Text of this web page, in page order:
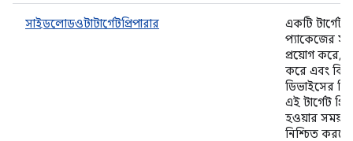
সাইডলোডওটাটার্গেটপ্রিপারার
একটি টার্গেট
প্যাকেজের
প্রয়োগ করে,
করে এবং
ডিভাইসের
এই টার্গেট
হওয়ার সময়
নিশ্চিত